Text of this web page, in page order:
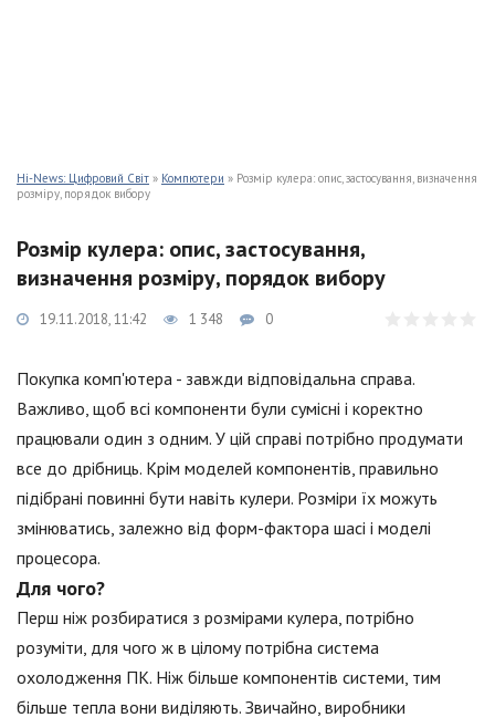
Hi-News: Цифровий Світ » Компютери » Розмір кулера: опис, застосування, визначення
розміру, порядок вибору
Розмір кулера: опис, застосування,
визначення розміру, порядок вибору
19.11.2018, 11:42 1 348 0
Покупка комп'ютера - завжди відповідальна справа.
Важливо, щоб всі компоненти були сумісні і коректно
працювали один з одним. У цій справі потрібно продумати
все до дрібниць. Крім моделей компонентів, правильно
підібрані повинні бути навіть кулери. Розміри їх можуть
змінюватись, залежно від форм-фактора шасі і моделі
процесора.
Для чого?
Перш ніж розбиратися з розмірами кулера, потрібно
розуміти, для чого ж в цілому потрібна система
охолодження ПК. Ніж більше компонентів системи, тим
більше тепла вони виділяють. Звичайно, виробники